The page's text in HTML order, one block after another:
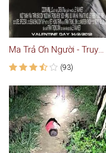
Ma Trả Ơn Người - Truyện Ma
(93)